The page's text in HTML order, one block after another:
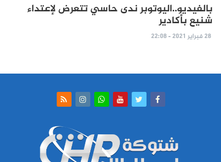
بالفيديو..اليوتوبر ندى حاسي تتعرض لإعتداء
شنيع بأكادير
28 فبراير 2021 - 22:08